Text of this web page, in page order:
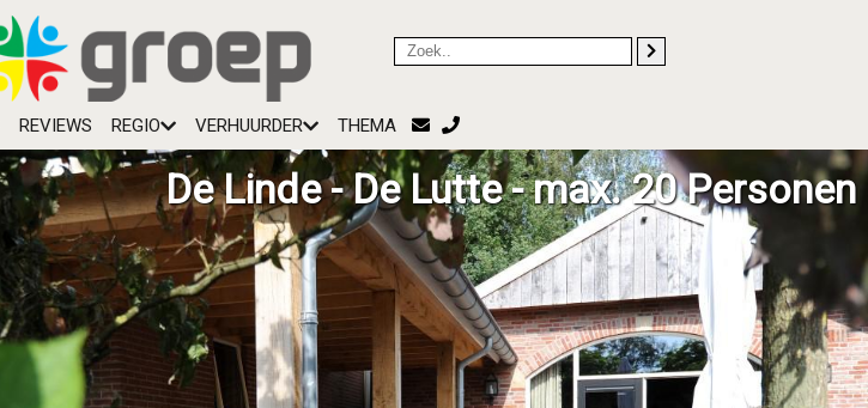
REVIEWS REGIO VERHUURDER THEMA
De Linde - De Lutte - max. 20 Personen